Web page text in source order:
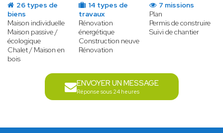
26 types de
biens
Maison individuelle
Maison passive /
écologique
Chalet / Maison en
bois
14 types de
travaux
Rénovation
énergétique
Construction neuve
Rénovation
7 missions
Plan
Permis de construire
Suivi de chantier
ENVOYER UN MESSAGE
Réponse sous 24 heures